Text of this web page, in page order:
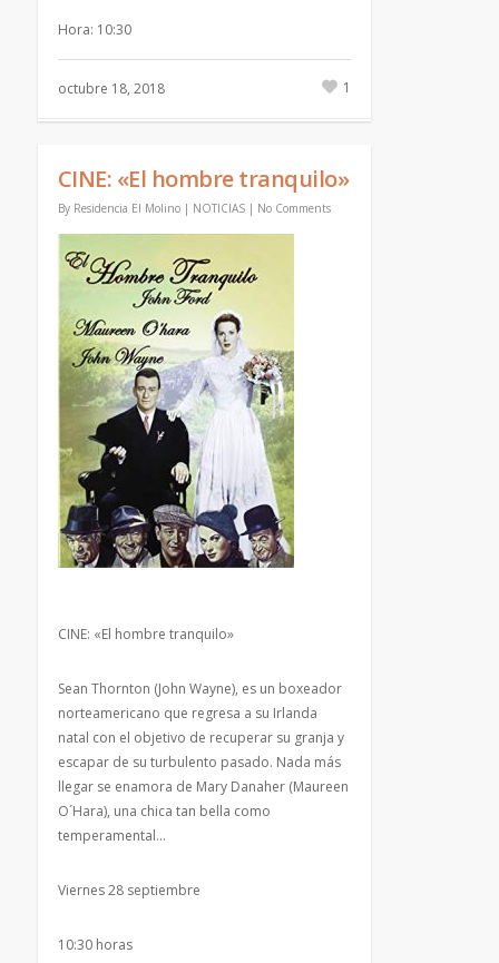
Hora: 10:30
octubre 18, 2018 1
CINE: «El hombre tranquilo»
By Residencia El Molino | NOTICIAS | No Comments
CINE: «El hombre tranquilo»
Sean Thornton (John Wayne), es un boxeador
norteamericano que regresa a su Irlanda
natal con el objetivo de recuperar su granja y
escapar de su turbulento pasado. Nada más
llegar se enamora de Mary Danaher (Maureen
O´Hara), una chica tan bella como
temperamental…
Viernes 28 septiembre
10:30 horas